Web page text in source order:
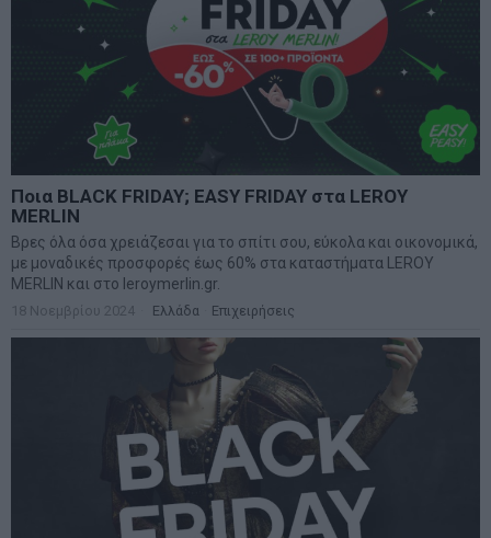
Ποια BLACK FRIDAY; EASY FRIDAY στα LEROY
MERLIN
Βρες όλα όσα χρειάζεσαι για το σπίτι σου, εύκολα και οικονομικά,
με μοναδικές προσφορές έως 60% στα καταστήματα LEROY
MERLIN και στο leroymerlin.gr.
18 Νοεμβρίου 2024 Ελλάδα Επιχειρήσεις